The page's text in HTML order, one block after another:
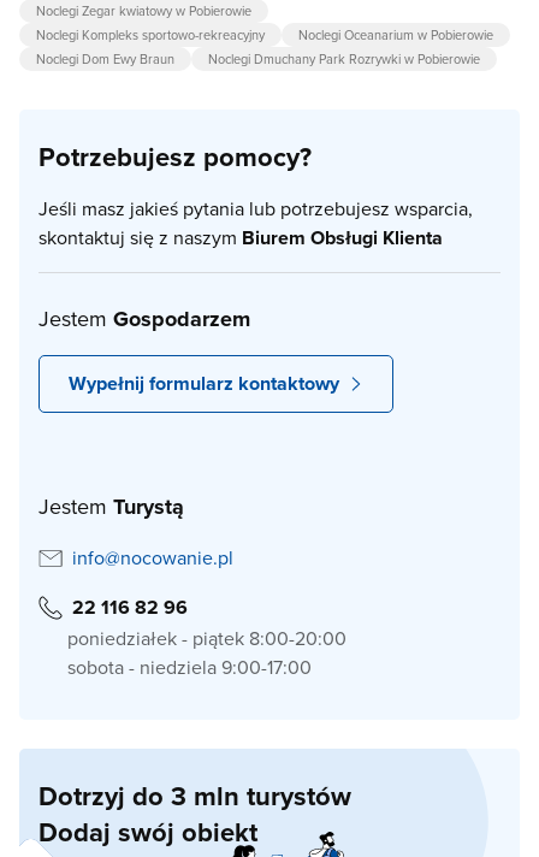
Noclegi Zegar kwiatowy w Pobierowie
Noclegi Kompleks sportowo-rekreacyjny
Noclegi Oceanarium w Pobierowie
Noclegi Dom Ewy Braun
Noclegi Dmuchany Park Rozrywki w Pobierowie
Potrzebujesz pomocy?
Jeśli masz jakieś pytania lub potrzebujesz wsparcia,
skontaktuj się z naszym Biurem Obsługi Klienta
Jestem Gospodarzem
Wypełnij formularz kontaktowy
Jestem Turystą
info@nocowanie.pl
22 116 82 96
poniedziałek - piątek 8:00-20:00
sobota - niedziela 9:00-17:00
Dotrzyj do 3 mln turystów
Dodaj swój obiekt